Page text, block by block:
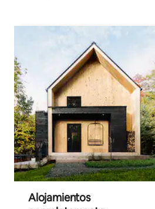
Alojamientos